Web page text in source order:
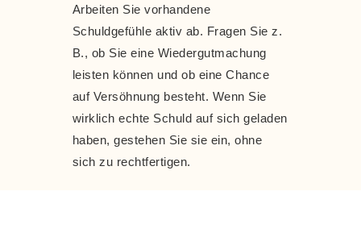
Arbeiten Sie vorhandene
Schuldgefühle aktiv ab. Fragen Sie z.
B., ob Sie eine Wiedergutmachung
leisten können und ob eine Chance
auf Versöhnung besteht. Wenn Sie
wirklich echte Schuld auf sich geladen
haben, gestehen Sie sie ein, ohne
sich zu rechtfertigen.